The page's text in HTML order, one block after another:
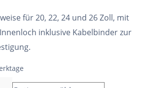
für 20, 22, 24 und 26 Zoll, mit
inklusive Kabelbinder zur